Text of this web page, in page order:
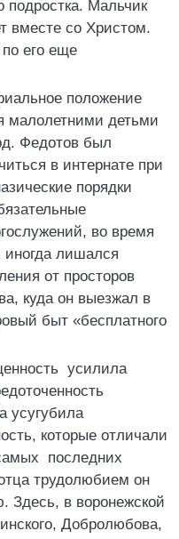
подростка. Мальчик
вместе со Христом.
его еще
положение
малолетними детьми
Федотов был
в интернате при
порядки
во время
иногда лишался
от просторов
куда он выезжал в
быт «бесплатного
усилила
усугубила
которые отличали
последних
трудолюбием он
Здесь, в воронежской
Добролюбова,